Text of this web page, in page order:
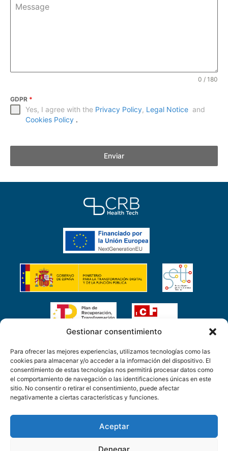
Gestionar consentimiento
Para ofrecer las mejores experiencias, utilizamos tecnologías como las
cookies para almacenar y/o acceder a la información del dispositivo. El
consentimiento de estas tecnologías nos permitirá procesar datos como
el comportamiento de navegación o las identificaciones únicas en este
sitio. No consentir o retirar el consentimiento, puede afectar
negativamente a ciertas características y funciones.
Aceptar
Denegar
Message
0 / 180
GDPR *
Yes, I agree with the Privacy Policy, Legal Notice and
Cookies Policy .
Enviar
Española para la Transformación Tecnológica,
entidad pública empresarial, SETT, en el marco
del Plan de Recuperación, Transformación y
Resiliencia financiado por la Unión Europea.